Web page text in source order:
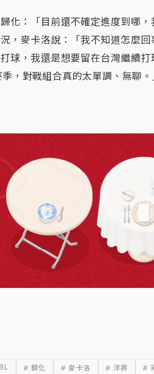
化：「目前還不確定進度到哪，
，麥卡洛說：「我不知道怎麼回
球，我還是想要留在台灣繼續打
，對戰組合真的太單調、無聊。
# 歸化 # 麥卡洛 # 洋將 #